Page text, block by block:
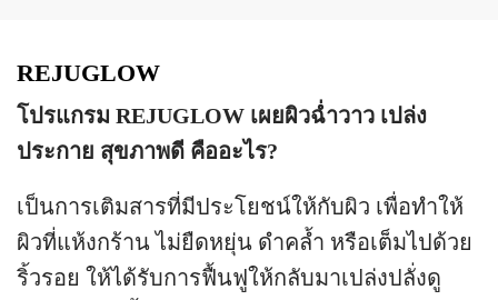
REJUGLOW
โปรแกรม REJUGLOW เผยผิวฉ่ำวาว เปล่ง
ประกาย สุขภาพดี คืออะไร?
เป็นการเติมสารที่มีประโยชน์ให้กับผิว เพื่อทำให้
ผิวที่แห้งกร้าน ไม่ยืดหยุ่น ดำคล้ำ หรือเต็มไปด้วย
ริ้วรอย ให้ได้รับการฟื้นฟูให้กลับมาเปล่งปลั่งดู